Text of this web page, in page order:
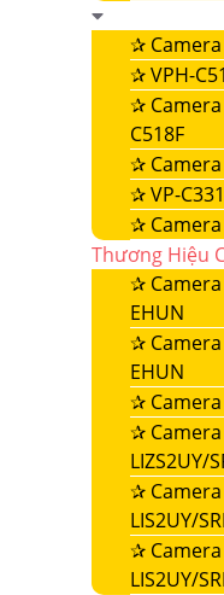
✰
✰VPH-
✰
C518F
✰
✰VP-
✰
Thương Hiệu
✰
EHUN
✰
EHUN
✰
✰
LIZS2UY/
✰
LIS2UY/
✰
LIS2UY/